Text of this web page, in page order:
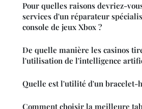
Pour quelles raisons devriez-
services d'un réparateur
console de jeux Xbox ?
De quelle manière les casinos
l'utilisation de l'intelligence
Quelle est l'utilité d'un bracelet-
Comment choisir la meilleure